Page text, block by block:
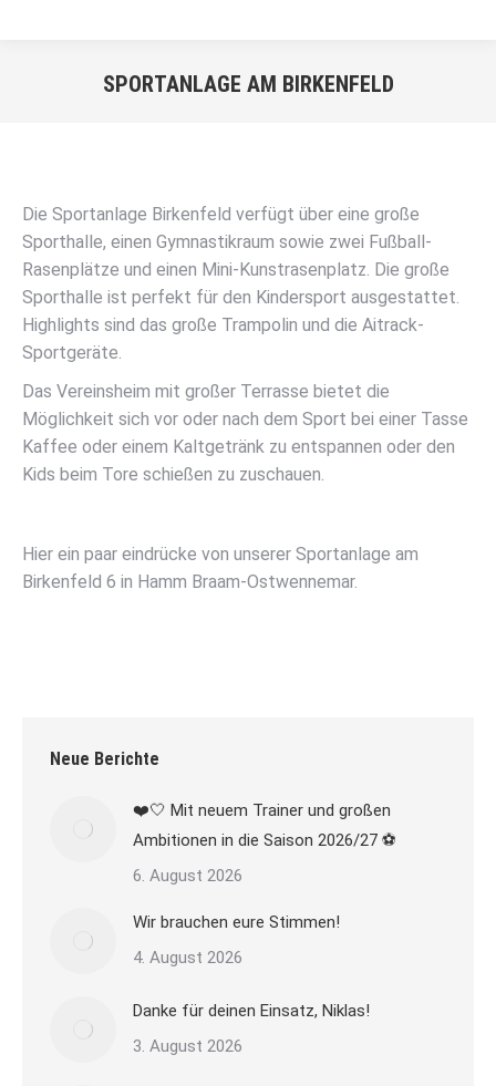
SPORTANLAGE AM BIRKENFELD
Die Sportanlage Birkenfeld verfügt über eine große
Sporthalle, einen Gymnastikraum sowie zwei Fußball-
Rasenplätze und einen Mini-Kunstrasenplatz. Die große
Sporthalle ist perfekt für den Kindersport ausgestattet.
Highlights sind das große Trampolin und die Aitrack-
Sportgeräte.
Das Vereinsheim mit großer Terrasse bietet die
Möglichkeit sich vor oder nach dem Sport bei einer Tasse
Kaffee oder einem Kaltgetränk zu entspannen oder den
Kids beim Tore schießen zu zuschauen.
Hier ein paar eindrücke von unserer Sportanlage am
Birkenfeld 6 in Hamm Braam-Ostwennemar.
Neue Berichte
❤️🤍 Mit neuem Trainer und großen
Ambitionen in die Saison 2026/27 ⚽
6. August 2026
Wir brauchen eure Stimmen!
4. August 2026
Danke für deinen Einsatz, Niklas!
3. August 2026